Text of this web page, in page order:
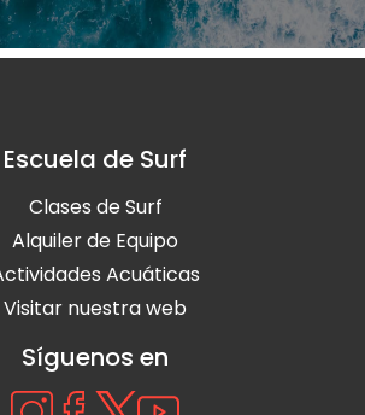
Escuela de Surf
Clases de Surf
Alquiler de Equipo
Acuáticas
Visitar nuestra web
Síguenos en